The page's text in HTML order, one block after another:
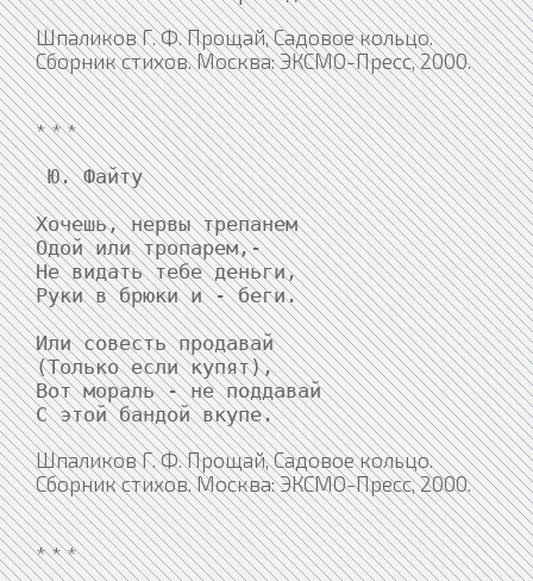
Шпаликов Г. Ф. Прощай, Садовое кольцо.
Сборник стихов. Москва: ЭКСМО-Пресс, 2000.
* * *
Ю. Файту
Хочешь, нервы трепанем
Одой или тропарем,-
Не видать тебе деньги,
Руки в брюки и - беги.
Или совесть продавай
(Только если купят),
Вот мораль - не поддавай
Шпаликов Г. Ф. Прощай, Садовое кольцо.
Сборник стихов. Москва: ЭКСМО-Пресс, 2000.
* * *